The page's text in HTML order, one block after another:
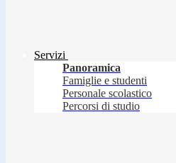
Servizi
Panoramica
Famiglie e studenti
Personale scolastico
Percorsi di studio